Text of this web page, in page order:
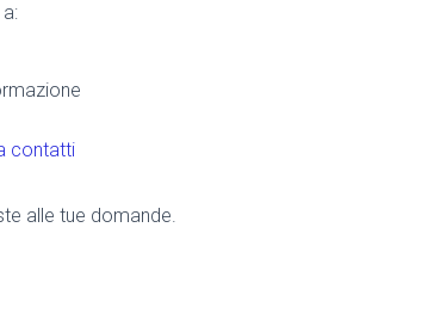
contatti
alle tue domande.